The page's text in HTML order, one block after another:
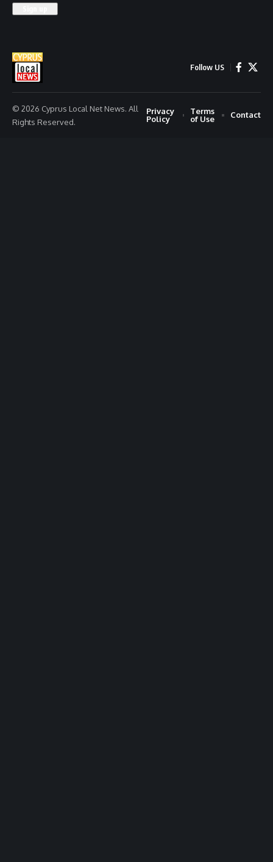
Follow US
© 2026 Cyprus Local Net News. All
Rights Reserved.
Privacy
Policy
Terms
of Use
Contact